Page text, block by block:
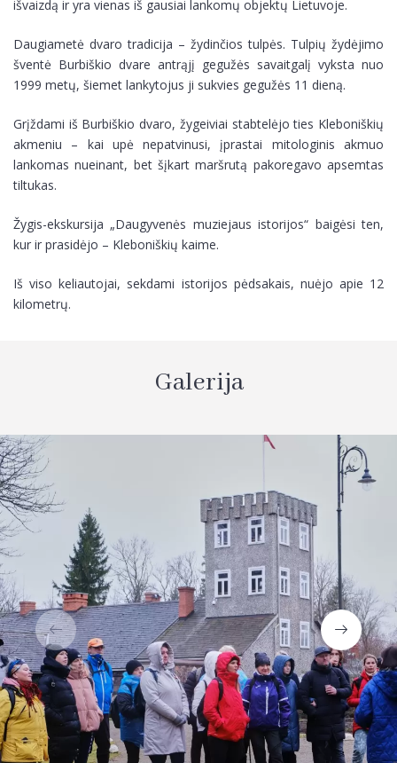
išvaizdą ir yra vienas iš gausiai lankomų objektų Lietuvoje.
Daugiametė dvaro tradicija – žydinčios tulpės. Tulpių žydėjimo
šventė Burbiškio dvare antrąjį gegužės savaitgalį vyksta nuo
1999 metų, šiemet lankytojus ji sukvies gegužės 11 dieną.
Grįždami iš Burbiškio dvaro, žygeiviai stabtelėjo ties Kleboniškių
akmeniu – kai upė nepatvinusi, įprastai mitologinis akmuo
lankomas nueinant, bet šįkart maršrutą pakoregavo apsemtas
tiltukas.
Žygis-ekskursija „Daugyvenės muziejaus istorijos“ baigėsi ten,
kur ir prasidėjo – Kleboniškių kaime.
Iš viso keliautojai, sekdami istorijos pėdsakais, nuėjo apie 12
kilometrų.
Galerija